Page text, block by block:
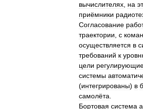
вычислителях на
приёмники
Согласование
траектории с
осуществляется в
требований к
цели
системы
(интегрированы) в
самолёта
Бортовая система